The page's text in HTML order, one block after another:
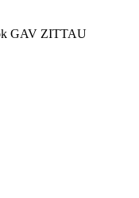
GAV ZITTAU